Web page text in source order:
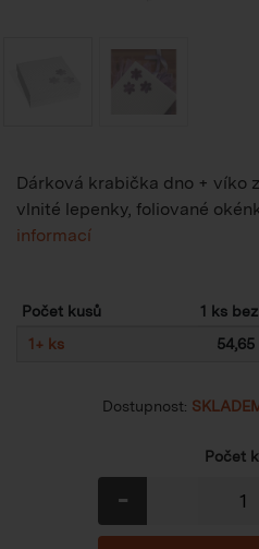
Dárková krabička dno + víko
vlnité lepenky, foliované
informací
Počet kusů 1 ks
1 + ks 54,65
Dostupnost:
Počet
-